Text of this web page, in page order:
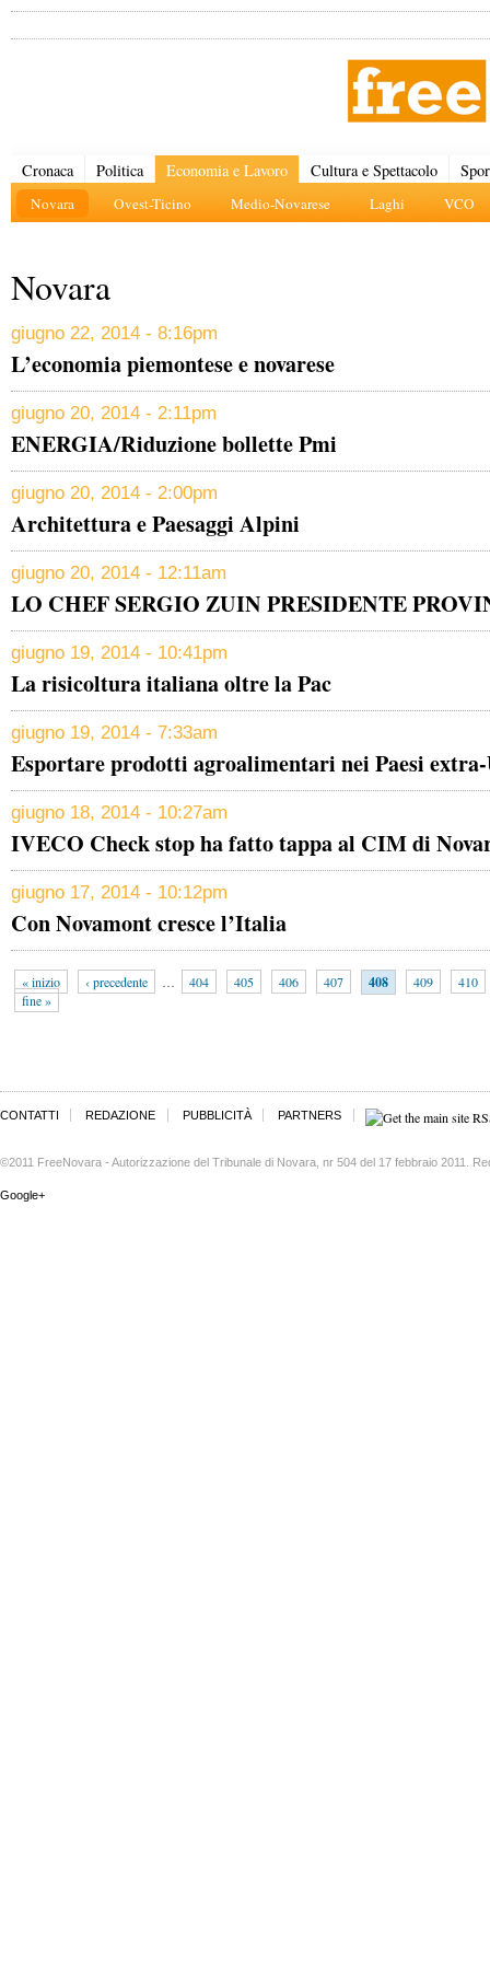
Cronaca Politica Economia e Lavoro
Novara Ovest-Ticino Medio-Novarese Laghi VCO
Cultura e Spettacolo
Novara
giugno 22, 2014 - 8:16pm
L’economia piemontese e novarese
giugno 20, 2014 - 2:11pm
ENERGIA/Riduzione bollette Pmi
giugno 20, 2014 - 2:00pm
Architettura e Paesaggi Alpini
giugno 20, 2014 - 12:11am
LO CHEF SERGIO ZUIN PRESIDENTE
giugno 19, 2014 - 10:41pm
La risicoltura italiana oltre la Pac
giugno 19, 2014 - 7:33am
Esportare prodotti agroalimentari nei Paesi
giugno 18, 2014 - 10:27am
IVECO Check stop ha fatto tappa al CIM di
giugno 17, 2014 - 10:12pm
Con Novamont cresce l’Italia
« inizio ‹ precedente … 404 405 406 407 408 409
410
fine »
CONTATTI REDAZIONE PUBBLICITÀ PARTNERS
©2011 FreeNovara - Autorizzazione del Tribunale di Novara, nr 504 del 17 febbraio 2011.
Google+